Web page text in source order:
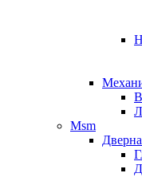
Msm